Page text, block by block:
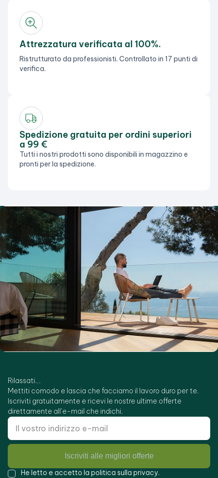
Attrezzatura verificata al 100%.
Ristrutturato da professionisti. Controllato in 17 punti di
verifica.
Spedizione gratuita per ordini superiori
a 99 €
Tutti i nostri prodotti sono disponibili in magazzino e
pronti per la spedizione.
Rilassati...
Mettiti comodo e lascia che facciamo il lavoro duro per te.
Iscriviti gratuitamente e ricevi le nostre ultime offerte
direttamente all’e-mail che indichi.
Iscriviti alle migliori offerte
He letto e accetto la politica sulla privacy.